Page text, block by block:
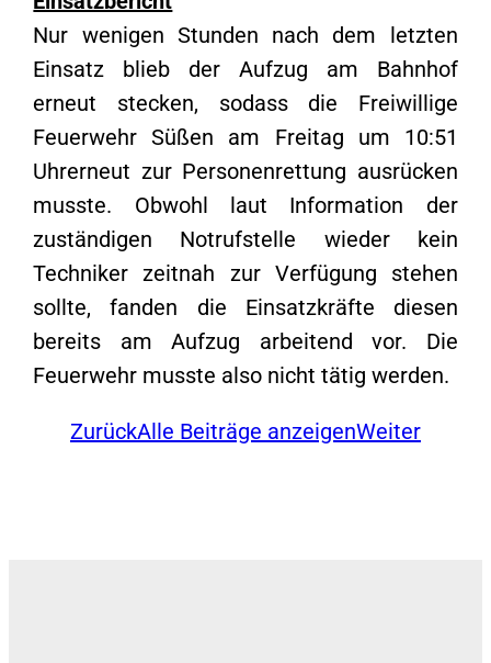
Nur wenigen Stunden nach dem letzten
Einsatz blieb der Aufzug am Bahnhof
erneut stecken, sodass die Freiwillige
Feuerwehr Süßen am Freitag um 10:51
Uhrerneut zur Personenrettung ausrücken
musste. Obwohl laut Information der
zuständigen Notrufstelle wieder kein
Techniker zeitnah zur Verfügung stehen
sollte, fanden die Einsatzkräfte diesen
bereits am Aufzug arbeitend vor. Die
Feuerwehr musste also nicht tätig werden.
ZurückAlle Beiträge anzeigenWeiter